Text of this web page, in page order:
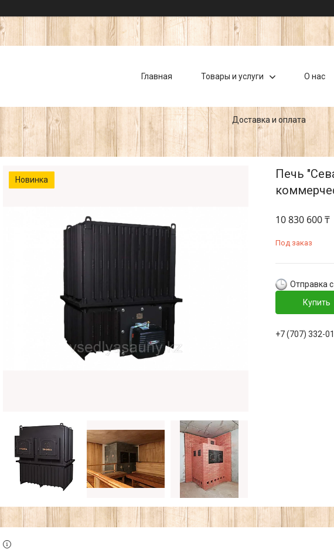
Главная Товары и услуги О нас
Доставка и оплата
Новинка
Печь
10 830 600 ₸
Под заказ
Отправка
Купить
+7 (707) 332-